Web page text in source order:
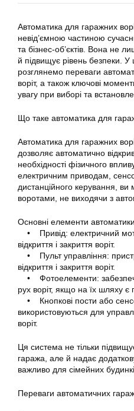
Автоматика для гаражних
невід’ємною частиною
та бізнес-об’єктів. Вона не
й підвищує рівень безпеки. У
розглянемо переваги
воріт, а також ключові
увагу при виборі та
Що таке автоматика для
Автоматика для гаражних
дозволяє автоматично
необхідності фізичного
електричним приводам,
дистанційного керування,
воротами, не виходячи з
Основні елементи
• Привід: електричний
відкриття і закриття воріт.
• Пульт управління:
відкриття і закриття воріт.
• Фотоелементи:
рух воріт, якщо на їх шляху є
• Кнопкові пости або
використовуються для
воріт.
Ця система не тільки
гаража, але й надає
важливо для сімейних
Переваги автоматичних